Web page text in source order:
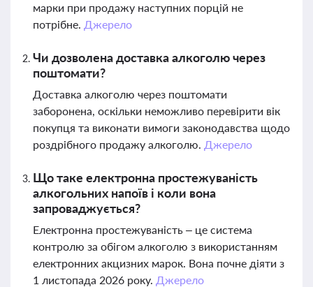
марки при продажу наступних порцій не
потрібне. Джерело
Чи дозволена доставка алкоголю через
поштомати?
Доставка алкоголю через поштомати
заборонена, оскільки неможливо перевірити вік
покупця та виконати вимоги законодавства щодо
роздрібного продажу алкоголю. Джерело
Що таке електронна простежуваність
алкогольних напоїв і коли вона
запроваджується?
Електронна простежуваність – це система
контролю за обігом алкоголю з використанням
електронних акцизних марок. Вона почне діяти з
1 листопада 2026 року. Джерело